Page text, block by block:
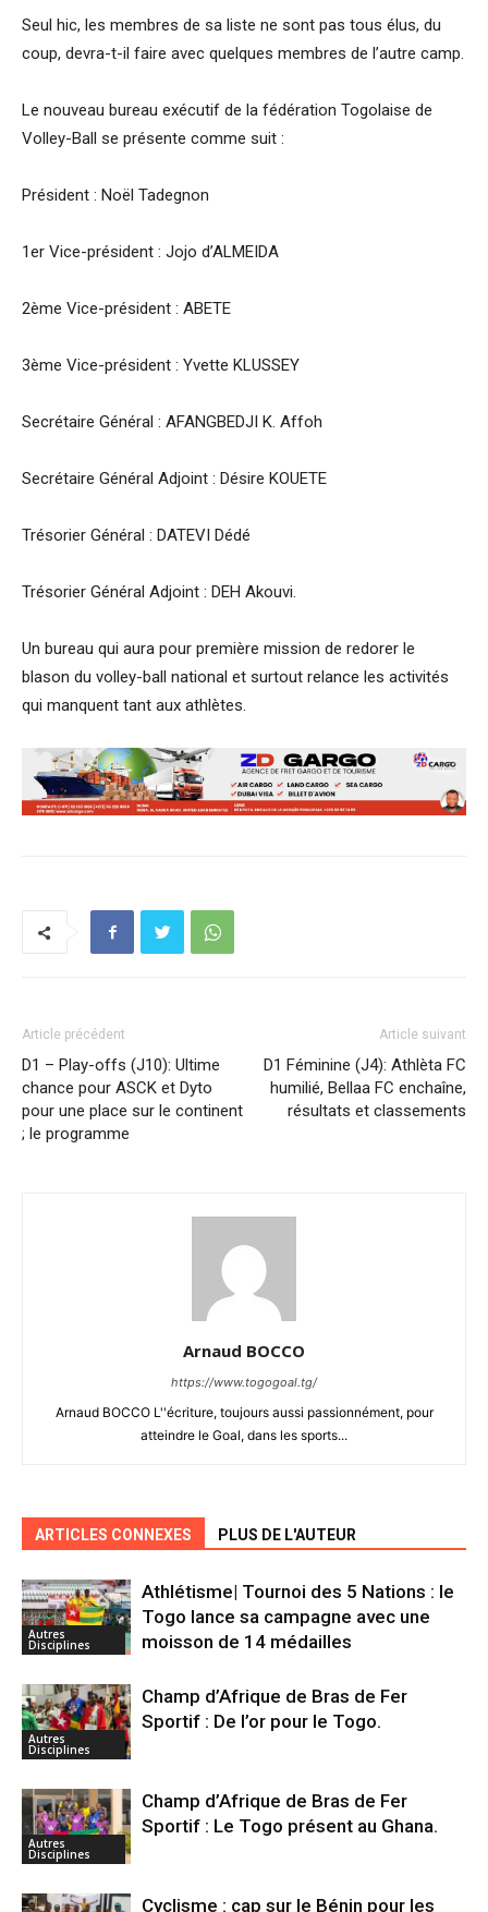
Seul hic, les membres de sa liste ne sont pas tous élus, du
coup, devra-t-il faire avec quelques membres de l’autre camp.
Le nouveau bureau exécutif de la fédération Togolaise de
Volley-Ball se présente comme suit :
Président : Noël Tadegnon
1er Vice-président : Jojo d’ALMEIDA
2ème Vice-président : ABETE
3ème Vice-président : Yvette KLUSSEY
Secrétaire Général : AFANGBEDJI K. Affoh
Secrétaire Général Adjoint : Désire KOUETE
Trésorier Général : DATEVI Dédé
Trésorier Général Adjoint : DEH Akouvi.
Un bureau qui aura pour première mission de redorer le
blason du volley-ball national et surtout relance les activités
qui manquent tant aux athlètes.
Article précédent
D1 – Play-offs (J10): Ultime
chance pour ASCK et Dyto
pour une place sur le continent
; le programme
Article suivant
D1 Féminine (J4): Athlèta FC
humilié, Bellaa FC enchaîne,
résultats et classements
Arnaud BOCCO
https://www.togogoal.tg/
Arnaud BOCCO L''écriture, toujours aussi passionnément, pour
atteindre le Goal, dans les sports...
ARTICLES CONNEXES PLUS DE L'AUTEUR
Autres
Disciplines
Athlétisme| Tournoi des 5 Nations : le
Togo lance sa campagne avec une
moisson de 14 médailles
Autres
Disciplines
Champ d’Afrique de Bras de Fer
Sportif : De l’or pour le Togo.
Autres
Disciplines
Champ d’Afrique de Bras de Fer
Sportif : Le Togo présent au Ghana.
Cyclisme : cap sur le Bénin pour les